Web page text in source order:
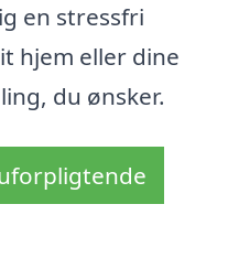
en stressfri
hjem eller dine
du ønsker.